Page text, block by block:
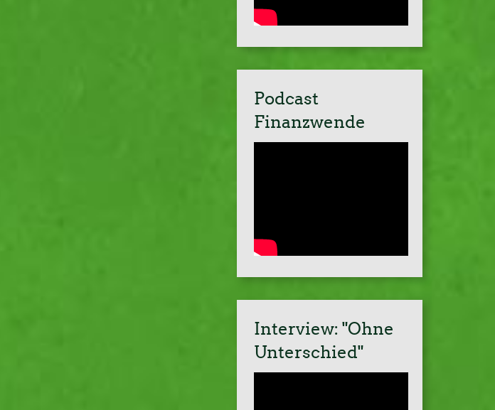
Podcast
Finanzwende
Interview: "Ohne
Unterschied"